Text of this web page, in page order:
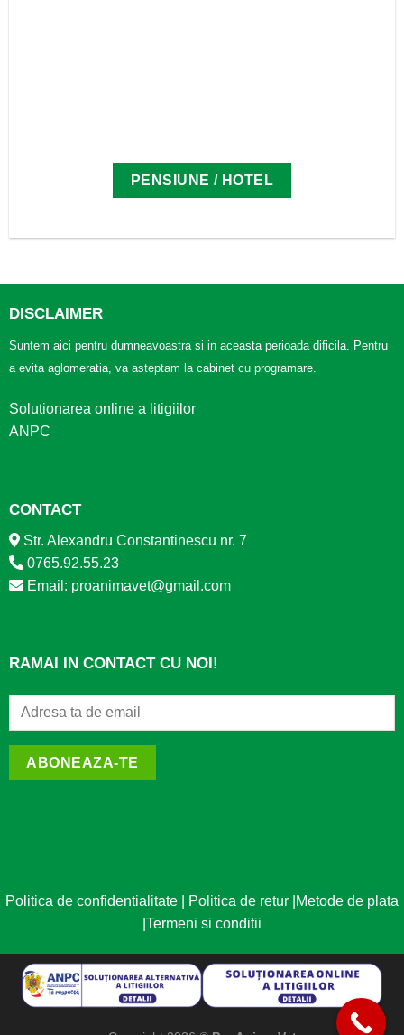
PENSIUNE / HOTEL
DISCLAIMER
Suntem aici pentru dumneavoastra si in aceasta perioada dificila. Pentru
a evita aglomeratia, va asteptam la cabinet cu programare.
Solutionarea online a litigiilor
ANPC
CONTACT
Str. Alexandru Constantinescu nr. 7
0765.92.55.23
Email: proanimavet@gmail.com
RAMAI IN CONTACT CU NOI!
ABONEAZA-TE
Politica de confidentialitate Politica de retur Metode de plata
Termeni si conditii